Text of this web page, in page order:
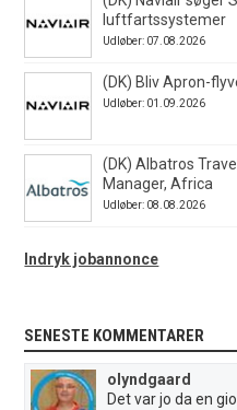
luftfartssystemer
Udløber: 07.08.2026
(DK) Bliv Apron-
Udløber: 01.09.2026
(DK) Albatros
Manager, Africa
Udløber: 08.08.2026
Indryk jobannonce
SENESTE KOMMENTARER
olyndgaard
Det var jo da en